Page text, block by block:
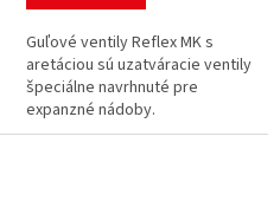
Guľové ventily Reflex MK s
aretáciou sú uzatváracie ventily
špeciálne navrhnuté pre
expanzné nádoby.